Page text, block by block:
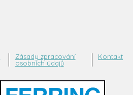
Zásady zpracování
osobních údajů
Kontakt